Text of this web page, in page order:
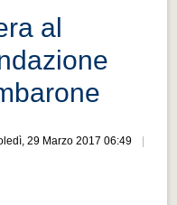
al
29 Marzo 2017 06:49